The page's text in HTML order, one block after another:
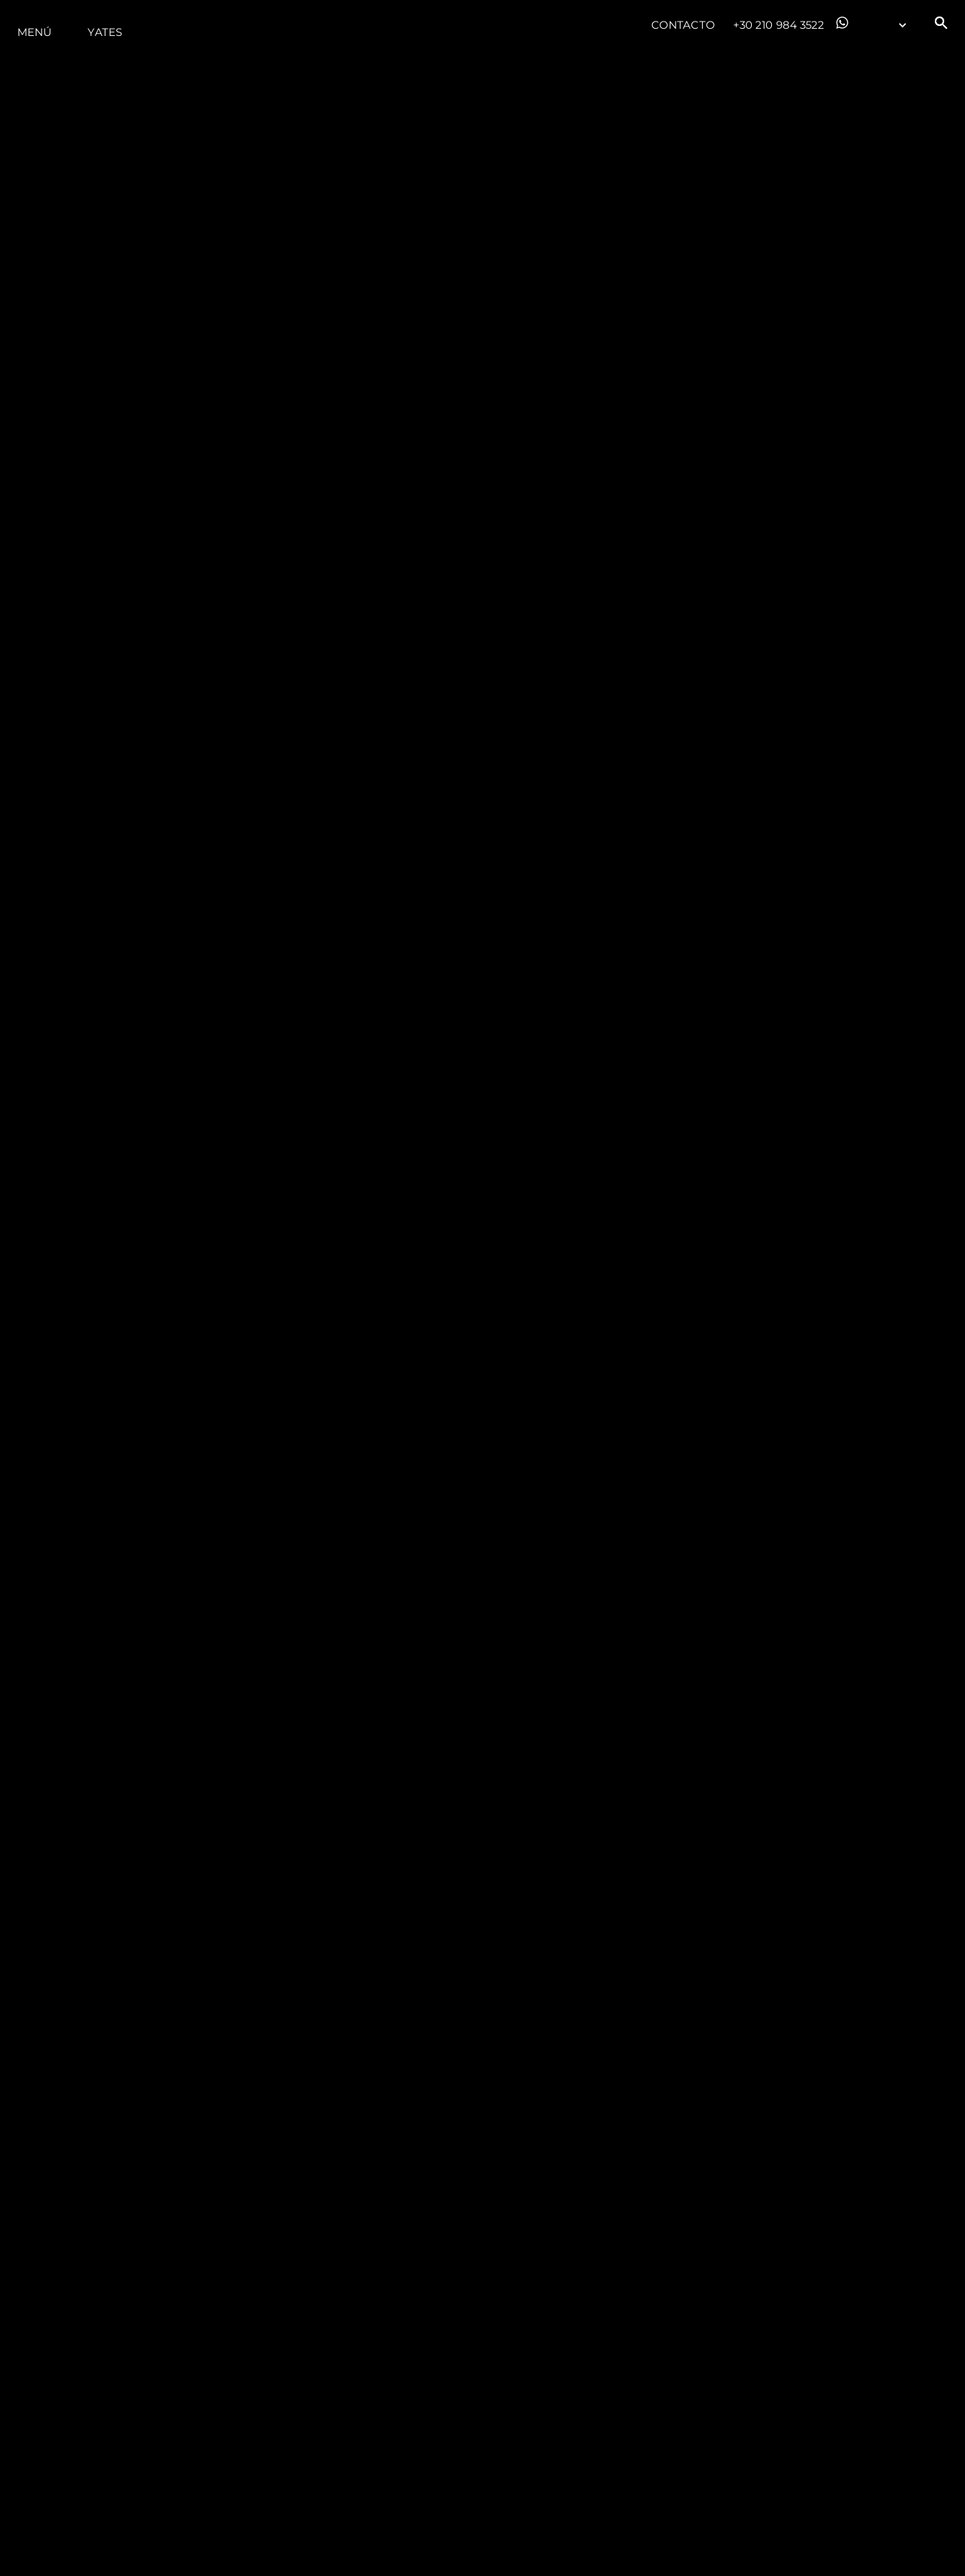
MENÚ YATES
CONTACTO +30 210 984 3522